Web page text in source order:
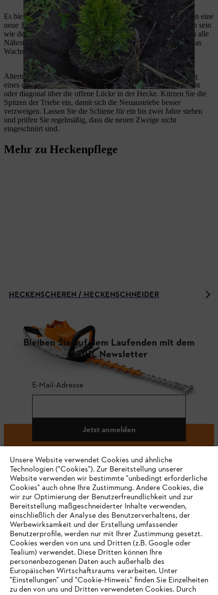
Es bietet sich zum einen an, die Lücke zu besetzten, indem man eine
neue Hecke pflanzt
. Der Nachzügler sollte etwa genauso hoch sein
wie der Rest der Hecke. Sonst nehmen die stärkeren Nachbarn alle
Nährstoffe und das Wasser aus dem Boden auf und hemmen das
Wachstum der neuen Pflanze.
Alternativ binden Sie zwei Triebe der Nachbarpflanzen entlang
eines dünnen Bambusstabes an. Legen Sie den Stab waagerecht
oder diagonal über die offene Lücke in der Hecke. Kürzen Sie die
Spitzen der Triebe ein, damit sich die Neuaustriebe besser
verzweigen. Lassen Sie die Schiene für ein bis zwei Jahre stehen
und prüfen Sie regelmäßig, dass die neuen Zweige nicht
eingeschnürt sind.
Mehr zu Heckenpflege
HECKENSCHEREN / HECKENSCHNEIDER
Bleiben Sie auf dem Laufenden mit dem
STIHL Newsletter
E-Mail-Adresse
Jetzt anmelden
#STIHL
Unternehmen
Unsere Website verwendet Cookies und ähnliche
Technologien ("Cookies"). Zur Bereitstellung unserer
Website verwenden wir bestimmte "unbedingt erforderliche
Cookies" auch ohne Ihre Zustimmung. Andere Cookies, die
wir zur Optimierung der Benutzerfreundlichkeit und zur
Bereitstellung maßgeschneiderter Inhalte verwenden,
einschließlich der Analyse des Benutzerverhaltens, der
Werbewirksamkeit und der Erstellung umfassender
Benutzerprofile, werden nur mit Ihrer Zustimmung gesetzt.
Cookies werden von uns und Dritten (z.B. Google oder
Tealium) verwendet. Diese Dritten können Ihre
personenbezogenen Daten auch außerhalb des
Europäischen Wirtschaftsraums verarbeiten. Unter
"Einstellungen" und "Cookie-Hinweis" finden Sie Einzelheiten
zu den von uns und Dritten verwendeten Cookies. Durch